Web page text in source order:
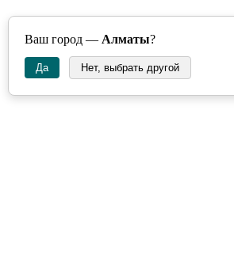
Ваш город — Алматы?
Да Нет, выбрать другой